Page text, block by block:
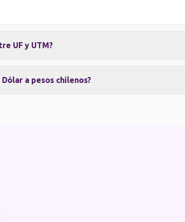
UF y UTM?
a pesos chilenos?